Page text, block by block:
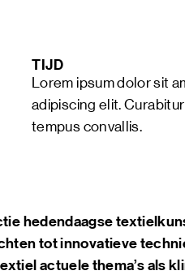
NDSM
LOCATIONS
STICHTING
TIJD
Lorem ipsum dolor sit
adipiscing elit.
tempus convallis.
hedendaagse
tot innovatieve
actuele thema’s als